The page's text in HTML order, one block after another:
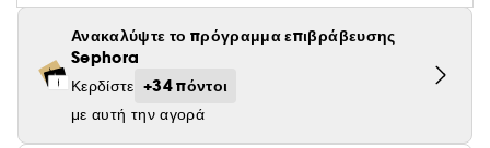
Ανακαλύψτε το πρόγραμμα επιβράβευσης
Sephora
Κερδίστε +34 πόντοι
με αυτή την αγορά